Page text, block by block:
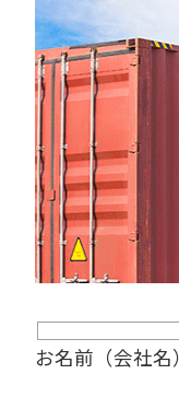
お名前（会社